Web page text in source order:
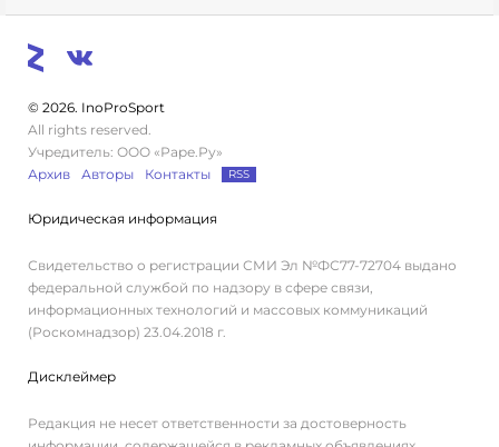
© 2026. InoProSport
All rights reserved.
Учредитель: ООО «Раре.Ру»
Архив
Авторы Контакты RSS
Юридическая информация
Свидетельство о регистрации СМИ Эл №ФС77-72704 выдано
федеральной службой по надзору в сфере связи,
информационных технологий и массовых коммуникаций
(Роскомнадзор) 23.04.2018 г.
Дисклеймер
Редакция не несет ответственности за достоверность